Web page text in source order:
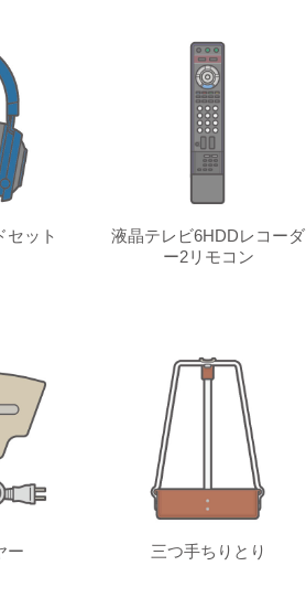
セット
液晶テレビ6HDDレコーダ
ー2リモコン
ー 三つ手ちりとり